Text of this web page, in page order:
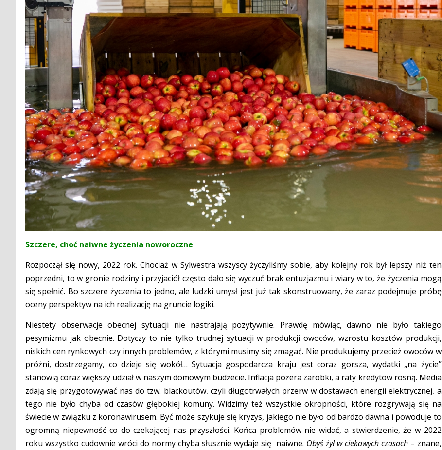
Szczere, choć naiwne życzenia noworoczne
Rozpoczął się nowy, 2022 rok. Chociaż w Sylwestra wszyscy życzyliśmy sobie, aby kolejny rok był lepszy niż ten
poprzedni, to w gronie rodziny i przyjaciół często dało się wyczuć brak entuzjazmu i wiary w to, że życzenia mogą
się spełnić. Bo szczere życzenia to jedno, ale ludzki umysł jest już tak skonstruowany, że zaraz podejmuje próbę
oceny perspektyw na ich realizację na gruncie logiki.
Niestety obserwacje obecnej sytuacji nie nastrajają pozytywnie. Prawdę mówiąc, dawno nie było takiego
pesymizmu jak obecnie. Dotyczy to nie tylko trudnej sytuacji w produkcji owoców, wzrostu kosztów produkcji,
niskich cen rynkowych czy innych problemów, z którymi musimy się zmagać. Nie produkujemy przecież owoców w
próżni, dostrzegamy, co dzieje się wokół… Sytuacja gospodarcza kraju jest coraz gorsza, wydatki „na życie”
stanowią coraz większy udział w naszym domowym budżecie. Inflacja pożera zarobki, a raty kredytów rosną. Media
zdają się przygotowywać nas do tzw. blackoutów, czyli długotrwałych przerw w dostawach energii elektrycznej, a
tego nie było chyba od czasów głębokiej komuny. Widzimy też wszystkie okropności, które rozgrywają się na
świecie w związku z koronawirusem. Być może szykuje się kryzys, jakiego nie było od bardzo dawna i powoduje to
ogromną niepewność co do czekającej nas przyszłości. Końca problemów nie widać, a stwierdzenie, że w 2022
roku wszystko cudownie wróci do normy chyba słusznie wydaje się naiwne. Obyś żył w ciekawych czasach– znane,